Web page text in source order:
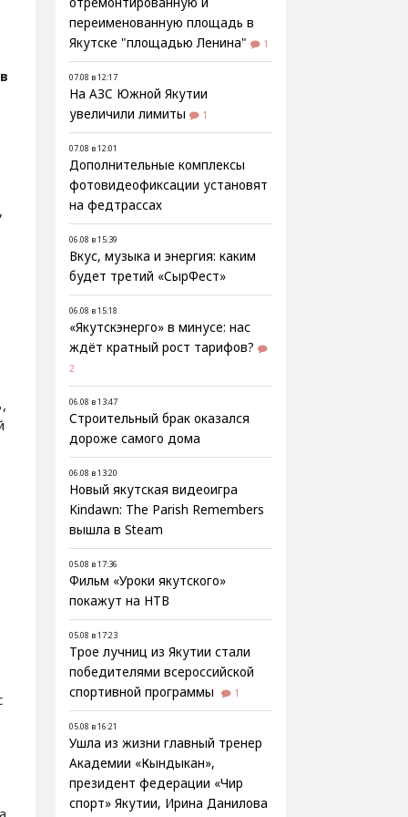
переименованную площадь в
Якутске "площадью Ленина"
1
07.08 в 12:17
На АЗС Южной Якутии
увеличили лимиты
1
07.08 в 12:01
Дополнительные комплексы
фотовидеофиксации установят
на федтрассах
06.08 в 15:39
Вкус, музыка и энергия: каким
будет третий «СырФест»
06.08 в 15:18
«Якутскэнерго» в минусе: нас
ждёт кратный рост тарифов?
2
06.08 в 13:47
Строительный брак оказался
дороже самого дома
06.08 в 13:20
Новый якутская видеоигра
Kindawn: The Parish Remembers
вышла в Steam
05.08 в 17:36
Фильм «Уроки якутского»
покажут на НТВ
05.08 в 17:23
Трое лучниц из Якутии стали
победителями всероссийской
спортивной программы
1
05.08 в 16:21
Ушла из жизни главный тренер
Академии «Кындыкан»,
президент федерации «Чир
спорт» Якутии, Ирина Данилова